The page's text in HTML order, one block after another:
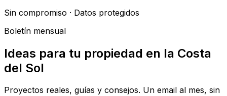
Sin compromiso · Datos protegidos
Boletín mensual
Ideas para tu propiedad en la Costa
del Sol
Proyectos reales, guías y consejos. Un email al mes, sin